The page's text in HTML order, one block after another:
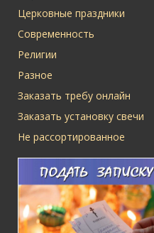
Церковные праздники
Современность
Религии
Разное
Заказать требу онлайн
Заказать установку свечи
Не рассортированное